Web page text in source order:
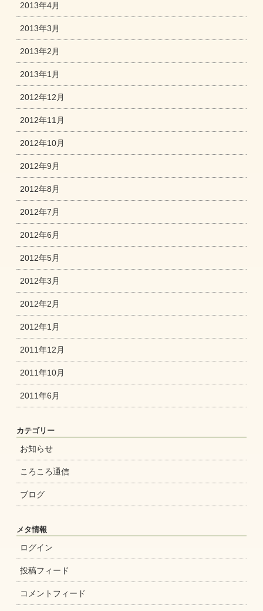
2013年4月
2013年3月
2013年2月
2013年1月
2012年12月
2012年11月
2012年10月
2012年9月
2012年8月
2012年7月
2012年6月
2012年5月
2012年3月
2012年2月
2012年1月
2011年12月
2011年10月
2011年6月
カテゴリー
お知らせ
ころころ通信
ブログ
メタ情報
ログイン
投稿フィード
コメントフィード